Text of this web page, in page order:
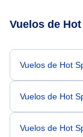
Vuelos de
Vuelos de Hot
Vuelos de Hot
Vuelos de Hot